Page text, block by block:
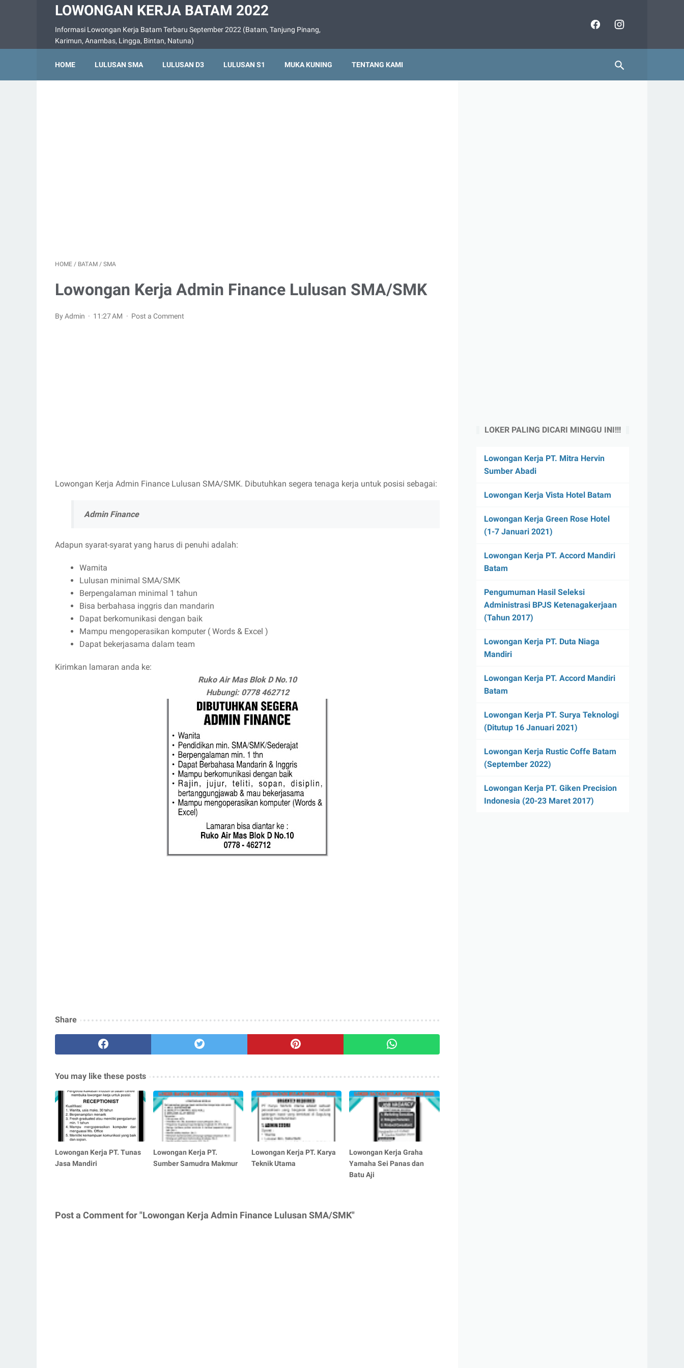
LOWONGAN KERJA BATAM 2022
Informasi Lowongan Kerja Batam Terbaru September 2022 (Batam, Tanjung Pinang,
Karimun, Anambas, Lingga, Bintan, Natuna)
HOME LULUSAN SMA LULUSAN D3 LULUSAN S1 MUKA KUNING TENTANG KAMI
HOME / BATAM / SMA
Lowongan Kerja Admin Finance Lulusan SMA/SMK
By Admin 11:27 AM Post a Comment
Lowongan Kerja Admin Finance Lulusan SMA/SMK. Dibutuhkan segera tenaga kerja untuk posisi sebagai:
Admin Finance
Adapun syarat-syarat yang harus di penuhi adalah:
Wamita
Lulusan minimal SMA/SMK
Berpengalaman minimal 1 tahun
Bisa berbahasa inggris dan mandarin
Dapat berkomunikasi dengan baik
Mampu mengoperasikan komputer ( Words & Excel )
Dapat bekerjasama dalam team
Kirimkan lamaran anda ke:
Ruko Air Mas Blok D No.10
Hubungi: 0778 462712
Share
You may like these posts
Lowongan Kerja PT. Tunas
Jasa Mandiri
Lowongan Kerja PT.
Sumber Samudra Makmur
Lowongan Kerja PT. Karya
Teknik Utama
Lowongan Kerja Graha
Yamaha Sei Panas dan
Batu Aji
Post a Comment for "Lowongan Kerja Admin Finance Lulusan SMA/SMK"
LOKER PALING DICARI MINGGU INI!!!
Lowongan Kerja PT. Mitra Hervin
Sumber Abadi
Lowongan Kerja Vista Hotel Batam
Lowongan Kerja Green Rose Hotel
(1-7 Januari 2021)
Lowongan Kerja PT. Accord Mandiri
Batam
Pengumuman Hasil Seleksi
Administrasi BPJS Ketenagakerjaan
(Tahun 2017)
Lowongan Kerja PT. Duta Niaga
Mandiri
Lowongan Kerja PT. Accord Mandiri
Batam
Lowongan Kerja PT. Surya Teknologi
(Ditutup 16 Januari 2021)
Lowongan Kerja Rustic Coffe Batam
(September 2022)
Lowongan Kerja PT. Giken Precision
Indonesia (20-23 Maret 2017)